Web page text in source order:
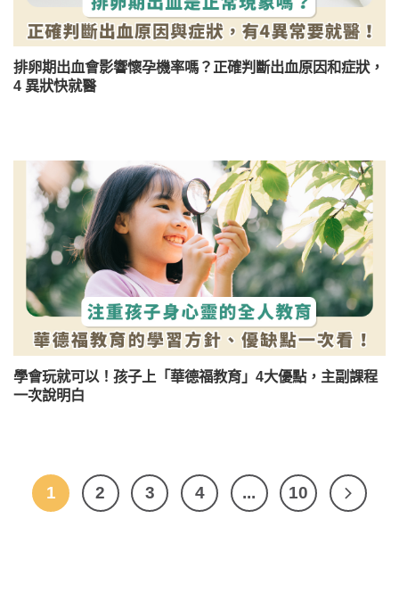
排卵期出血會影響懷孕機率嗎？正確判斷出血原因和症狀，
4 異狀快就醫
學會玩就可以！孩子上「華德福教育」4大優點，主副課程
一次說明白
1 2 3 4 ... 10